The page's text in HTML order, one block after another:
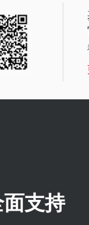
支持